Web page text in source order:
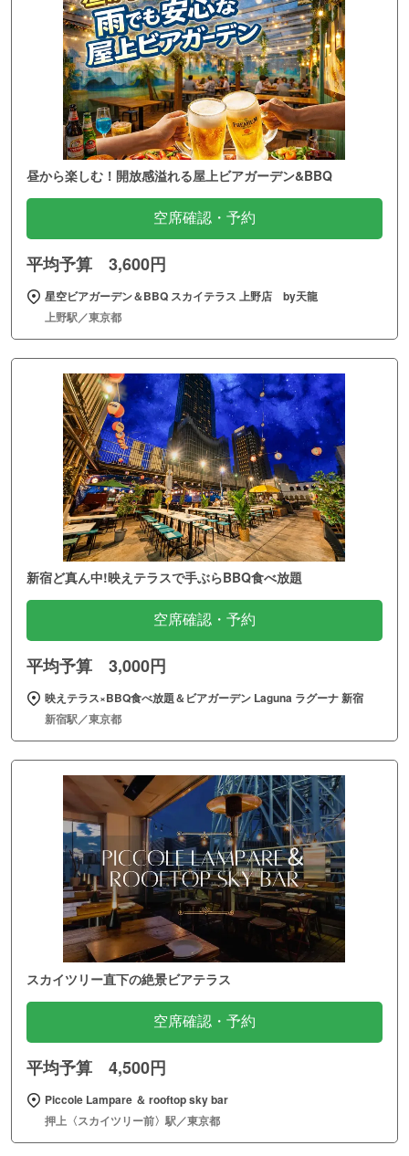
昼から楽しむ！開放感溢れる屋上ビアガーデン&BBQ
空席確認・予約
平均予算 3,600円
星空ビアガーデン＆BBQ スカイテラス 上野店 by天龍
上野駅／東京都
新宿ど真ん中!映えテラスで手ぶらBBQ食べ放題
空席確認・予約
平均予算 3,000円
映えテラス×BBQ食べ放題＆ビアガーデン Laguna ラグーナ 新宿
新宿駅／東京都
スカイツリー直下の絶景ビアテラス
空席確認・予約
平均予算 4,500円
Piccole Lampare ＆ rooftop sky bar
押上〈スカイツリー前〉駅／東京都